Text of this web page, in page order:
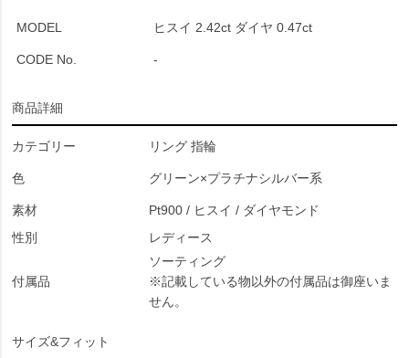
MODEL ヒスイ 2.42ct ダイヤ 0.47ct
CODE No. -
商品詳細
カテゴリー リング 指輪
色 グリーン×プラチナシルバー系
素材
Pt900 / ヒスイ / ダイヤモンド
性別
レディース
付属品
ソーティング
※記載している物以外の付属品は御座いま
せん。
サイズ&フィット